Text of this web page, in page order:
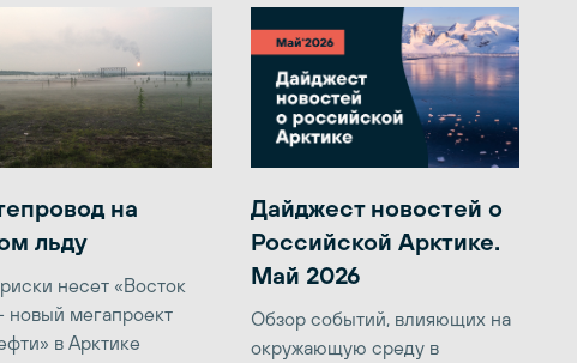
на
льду
несет «Восток
новый мегапроект
в Арктике
Дайджест новостей о
Российской Арктике.
Май 2026
Обзор событий, влияющих на
окружающую среду в